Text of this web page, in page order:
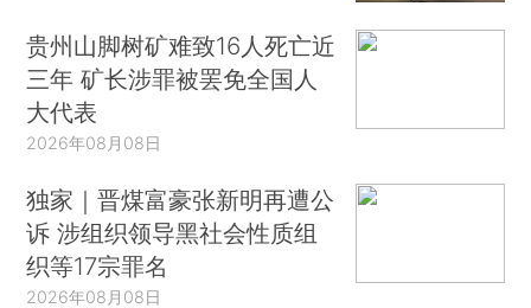
贵州山脚树矿难致16人死亡近
三年 矿长涉罪被罢免全国人
大代表
2026年08月08日
独家｜晋煤富豪张新明再遭公
诉 涉组织领导黑社会性质组
织等17宗罪名
2026年08月08日